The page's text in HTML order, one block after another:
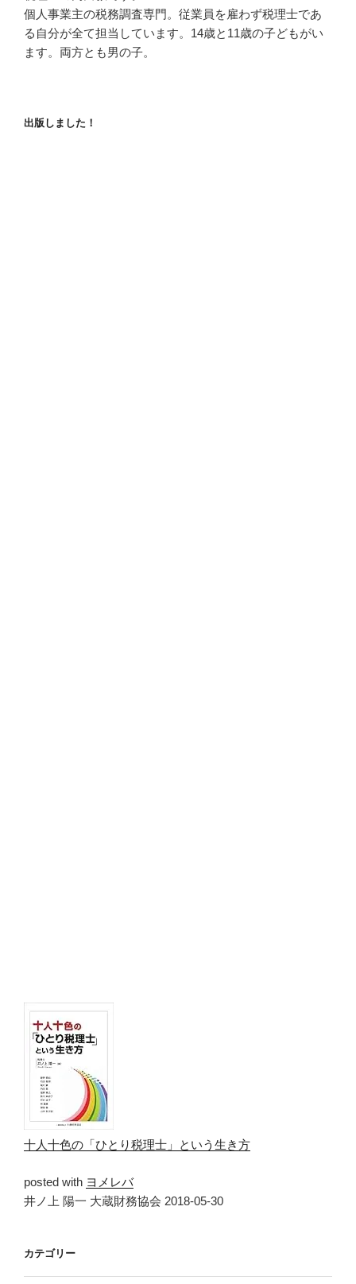
個人事業主の税務調査専門。従業員を雇わず税理士であ
る自分が全て担当しています。14歳と11歳の子どもがい
ます。両方とも男の子。
出版しました！
十人十色の「ひとり税理士」という生き方
posted with ヨメレバ
井ノ上 陽一 大蔵財務協会 2018-05-30
カテゴリー